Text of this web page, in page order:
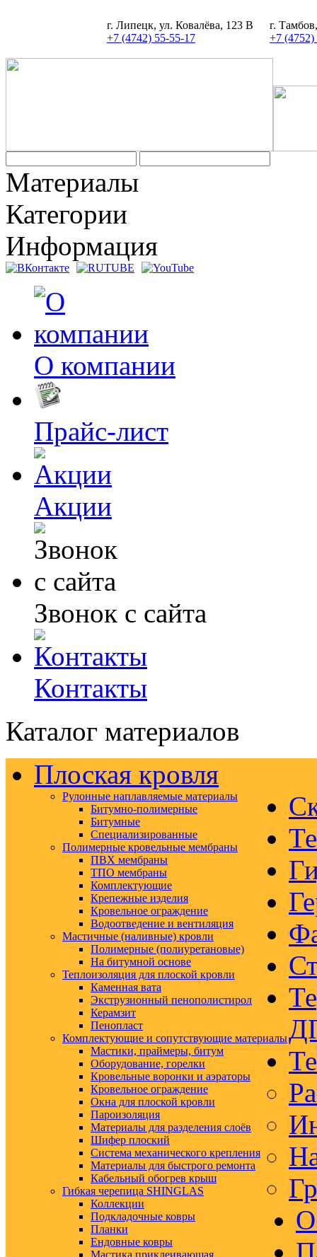
г. Липецк, ул. Ковалёва, 123 В
+7 (4742) 55-55-17
г.
+7 (4752)
Материалы
Категории
Информация
О компании
Прайс-лист
Акции
Звонок с сайта
Контакты
Каталог материалов
Плоская кровля
Рулонные наплавляемые материалы
Битумно-полимерные
Битумные
Специализированные
Полимерные кровельные мембраны
ПВХ мембраны
ТПО мембраны
Комплектующие
Крепежные изделия
Кровельное ограждение
Водоотведение и вентиляция
Мастичные (наливные) кровли
Полимерные (полиуретановые)
На битумной основе
Теплоизоляция для плоской кровли
Каменная вата
Экструзионный пенополистирол
Керамзит
Пенопласт
Комплектующие и сопутствующие материалы
Мастики, праймеры, битум
Оборудование, горелки
Кровельные воронки и аэраторы
Кровельное ограждение
Окна для плоской кровли
Пароизоляция
Материалы для разделения слоёв
Шифер плоский
Система механического крепления
Материалы для быстрого ремонта
Кабельный обогрев крыш
Гибкая черепица SHINGLAS
Коллекции
Подкладочные ковры
Планки
Ендовные ковры
Мастика приклеивающая